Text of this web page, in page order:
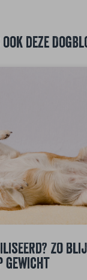
ook deze
Zo
gewicht